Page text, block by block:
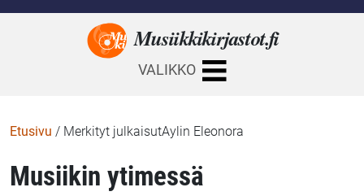
Musiikkikirjastot.fi
VALIKKO
Etusivu / Merkityt julkaisutAylin Eleonora
Musiikin ytimessä